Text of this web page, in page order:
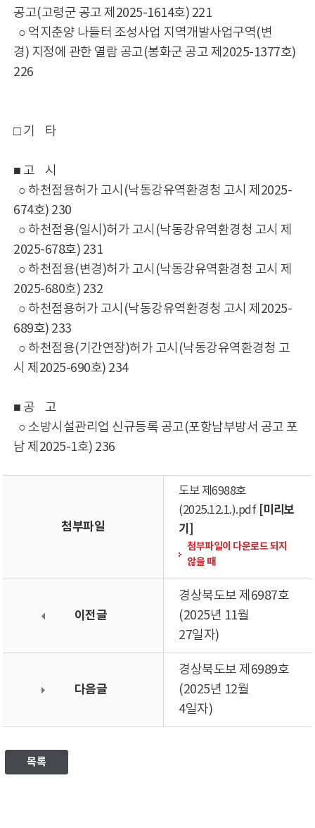
공고(고령군 공고 제2025-1614호) 221
○ 억지춘양 나들터 조성사업 지역개발사업구역(변
경) 지정에 관한 열람 공고(봉화군 공고 제2025-1377호)
226
□ 기 타
■ 고 시
○ 하천점용허가 고시(낙동강유역환경청 고시 제2025-
674호) 230
○ 하천점용(일시)허가 고시(낙동강유역환경청 고시 제
2025-678호) 231
○ 하천점용(변경)허가 고시(낙동강유역환경청 고시 제
2025-680호) 232
○ 하천점용허가 고시(낙동강유역환경청 고시 제2025-
689호) 233
○ 하천점용(기간연장)허가 고시(낙동강유역환경청 고
시 제2025-690호) 234
■ 공 고
○ 소방시설관리업 신규등록 공고(포항남부방서 공고 포
남 제2025-1호) 236
첨부파일
도보 제6988호
(2025.12.1.).pdf [미리보
기]
첨부파일이 다운로드 되지
않을 때
이전글
경상북도보 제6987호
(2025년 11월
27일자)
다음글
경상북도보 제6989호
(2025년 12월
4일자)
목록